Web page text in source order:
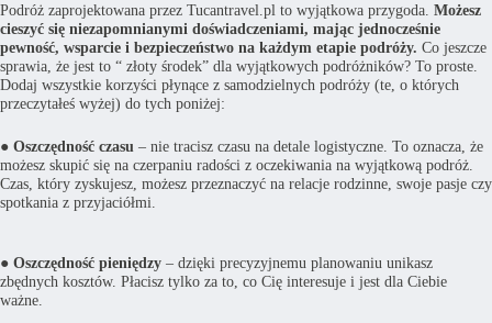
Podróż zaprojektowana przez Tucantravel.pl to wyjątkowa przygoda. Możesz
cieszyć się niezapomnianymi doświadczeniami, mając jednocześnie
pewność, wsparcie i bezpieczeństwo na każdym etapie podróży. Co jeszcze
sprawia, że jest to “ złoty środek” dla wyjątkowych podróżników? To proste.
Dodaj wszystkie korzyści płynące z samodzielnych podróży (te, o których
przeczytałeś wyżej) do tych poniżej:
● Oszczędność czasu – nie tracisz czasu na detale logistyczne. To oznacza, że
możesz skupić się na czerpaniu radości z oczekiwania na wyjątkową podróż.
Czas, który zyskujesz, możesz przeznaczyć na relacje rodzinne, swoje pasje czy
spotkania z przyjaciółmi.
● Oszczędność pieniędzy – dzięki precyzyjnemu planowaniu unikasz
zbędnych kosztów. Płacisz tylko za to, co Cię interesuje i jest dla Ciebie
ważne.